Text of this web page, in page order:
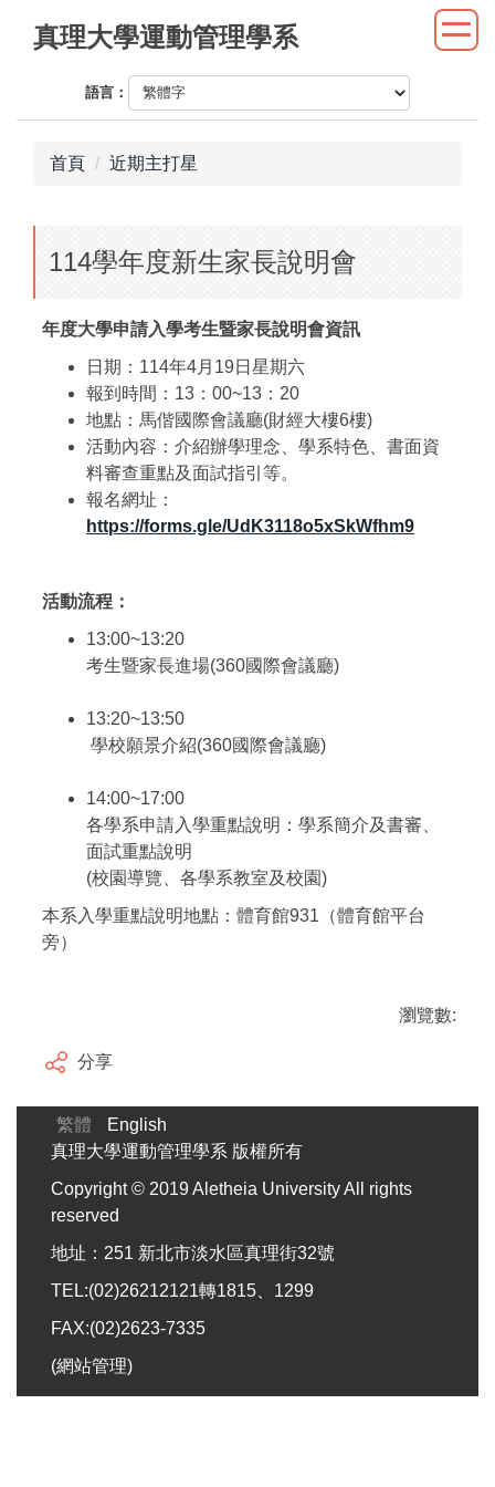
內
真理大學運動管理學系
語言：
首頁 近期主打星
114學年度新生家長說明會
年度大學申請入學考生暨家長說明會資訊
日期：114年4月19日星期六
報到時間：13：00~13：20
地點：馬偕國際會議廳(財經大樓6樓)
活動內容：介紹辦學理念、學系特色、書面資
料審查重點及面試指引等。
報名網址：
https://forms.gle/UdK3118o5xSkWfhm9
活動流程：
13:00~13:20
考生暨家長進場(360國際會議廳)
13:20~13:50
學校願景介紹(360國際會議廳)
14:00~17:00
各學系申請入學重點說明：學系簡介及書審、
面試重點說明
(校園導覽、各學系教室及校園)
本系入學重點說明地點：體育館931（體育館平台
旁）
瀏覽數:
分享
繁體
English
真理大學運動管理學系 版權所有
Copyright © 2019 Aletheia University All rights
reserved
地址：251 新北市淡水區真理街32號
TEL:(02)26212121轉1815、1299
FAX:(02)2623-7335
(網站管理)